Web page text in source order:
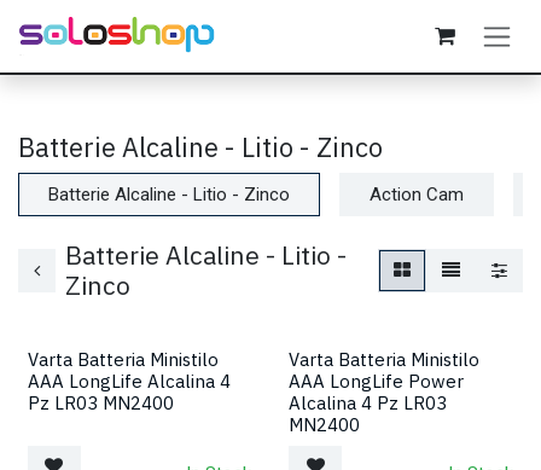
Passa al contenuto
Batterie Alcaline - Litio - Zinco
Batterie Alcaline - Litio - Zinco Action Cam
Batterie Alcaline - Litio -
Zinco
Varta Batteria Ministilo
AAA LongLife Alcalina 4
Pz LR03 MN2400
Varta Batteria Ministilo
AAA LongLife Power
Alcalina 4 Pz LR03
MN2400